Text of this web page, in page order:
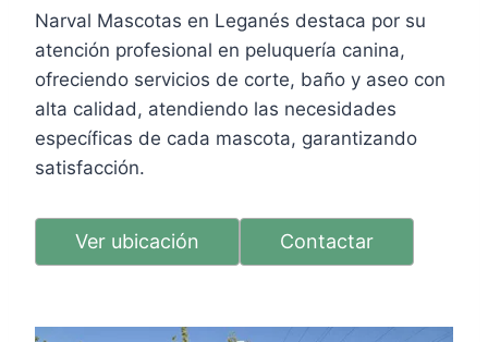
Narval Mascotas en Leganés destaca por su
atención profesional en peluquería canina,
ofreciendo servicios de corte, baño y aseo con
alta calidad, atendiendo las necesidades
específicas de cada mascota, garantizando
satisfacción.
Ver ubicación Contactar